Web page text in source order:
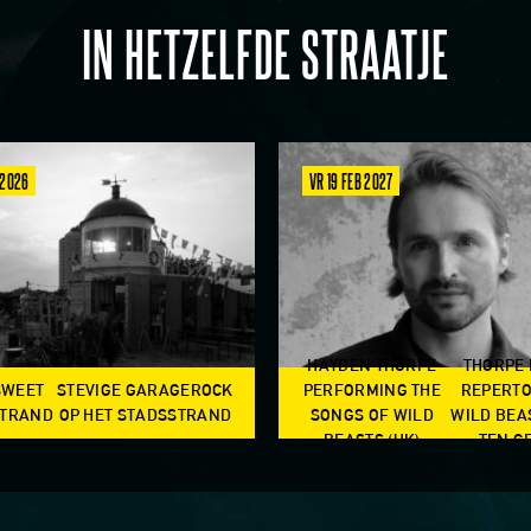
IN HETZELFDE STRAATJE
STEVIGE GARAGEROCK
OP HET STADSSTRAND
VR 19 FEB 2027
HAYDEN THORPE
PERFORMING THE
SONGS OF WILD
BEASTS (UK)
THORPE
WILD
TEN